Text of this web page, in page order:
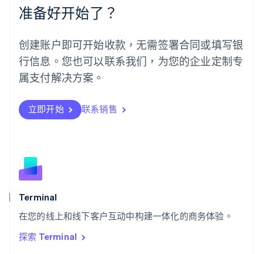
准备好开始了？
创建账户即可开始收款，无需签署合同或填写银
行信息。您也可以联系我们，为您的企业定制专
属支付解决方案。
立即开始 联系销售
Terminal
在您的线上和线下客户互动中构建一体化的商务体验。
探索 Terminal
挪威
葡萄牙
Português English
日本
日本語English
瑞典
瑞士
DeutschFrançais
斯洛伐克
English
斯洛文尼亚
泰国
ไทยEnglish
English